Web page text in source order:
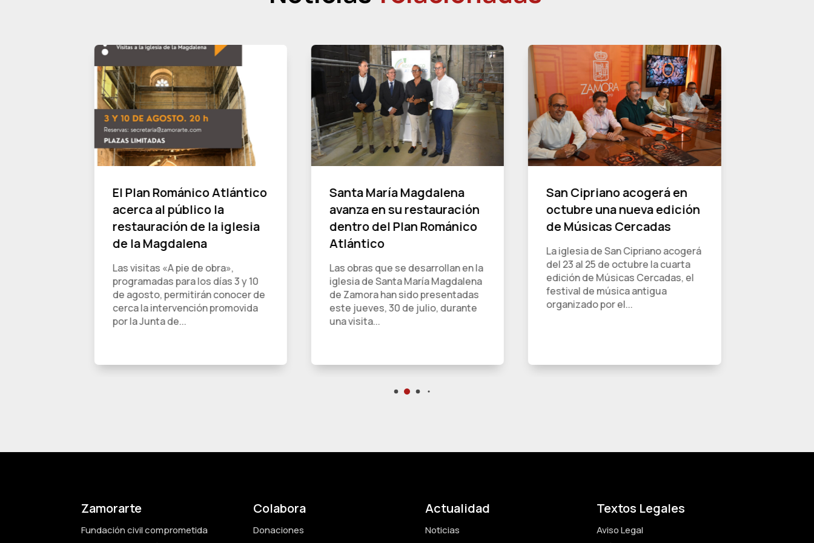
El Plan Románico Atlántico
acerca al público la
restauración de la iglesia
de la Magdalena
Las visitas «A pie de obra»,
programadas para los días 3 y 10
de agosto, permitirán conocer de
cerca la intervención promovida
por la Junta de...
Santa María Magdalena
avanza en su restauración
dentro del Plan Románico
Atlántico
Las obras que se desarrollan en la
iglesia de Santa María Magdalena
de Zamora han sido presentadas
este jueves, 30 de julio, durante
una visita...
San Cipriano acogerá en
octubre una nueva edición
de Músicas Cercadas
La iglesia de San Cipriano acogerá
del 23 al 25 de octubre la cuarta
edición de Músicas Cercadas, el
festival de música antigua
organizado por el...
Zamorarte
Fundación civil comprometida
Colabora
Donaciones
Actualidad
Noticias
Textos Legales
Aviso Legal